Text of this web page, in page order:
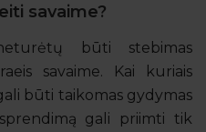
savaime?
būti stebimas
savaime. Kai kuriais
būti taikomas gydymas
gali priimti tik